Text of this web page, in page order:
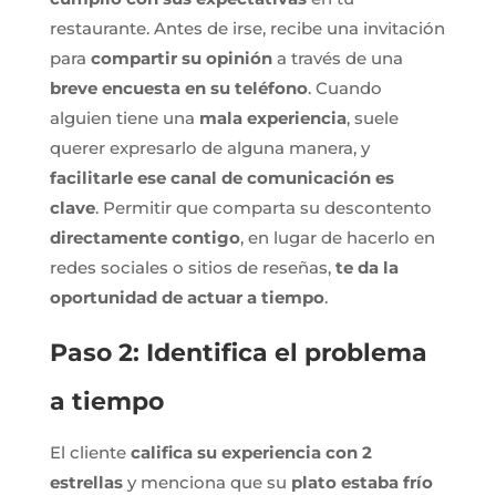
restaurante. Antes de irse, recibe una invitación
para compartir su opinióna través de una
breve encuesta en su teléfono. Cuando
alguien tiene una mala experiencia, suele
querer expresarlo de alguna manera, y
facilitarle ese canal de comunicación es
clave. Permitir que comparta su descontento
directamente contigo, en lugar de hacerlo en
redes sociales o sitios de reseñas, te da la
oportunidad de actuar a tiempo.
Paso 2: Identifica el problema
a tiempo
El cliente califica su experiencia con 2
estrellasy menciona que su plato estaba frío